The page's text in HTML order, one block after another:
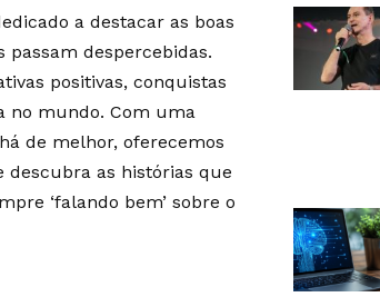
a destacar as boas
despercebidas.
positivas, conquistas
no mundo. Com uma
de melhor, oferecemos
descubra as histórias que
‘falando bem’ sobre o